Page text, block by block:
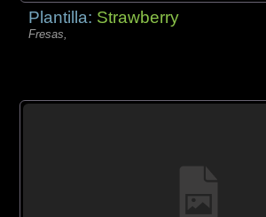
Plantilla: Strawberry
Fresas,